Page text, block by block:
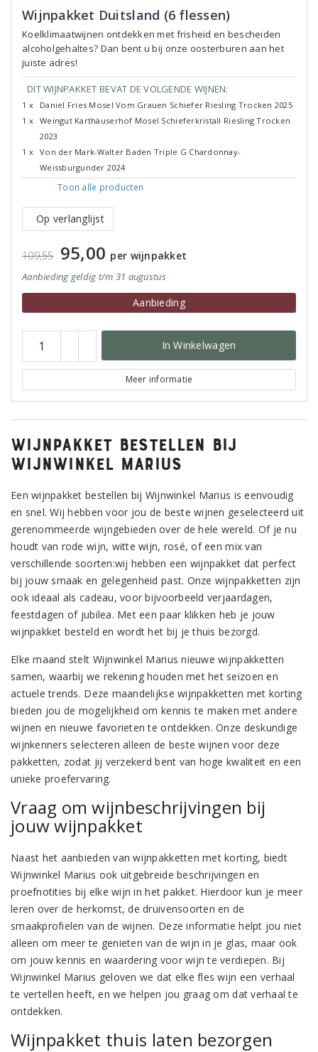
Wijnpakket Duitsland (6 flessen)
Koelklimaatwijnen ontdekken met frisheid en bescheiden
alcoholgehaltes? Dan bent u bij onze oosterburen aan het
juiste adres!
DIT WIJNPAKKET BEVAT DE VOLGENDE WIJNEN:
1 x
Daniel Fries Mosel Vom Grauen Schiefer Riesling Trocken 2025
1 x
Weingut Karthäuserhof Mosel Schieferkristall Riesling Trocken
2023
1 x
Von der Mark-Walter Baden Triple G Chardonnay-
Weissburgunder 2024
Toon alle producten
Op verlanglijst
109,55 95,00 per wijnpakket
Aanbieding geldig t/m 31 augustus
Aanbieding
In Winkelwagen
Meer informatie
Wijnpakket bestellen bij
Wijnwinkel Marius
Een wijnpakket bestellen bij Wijnwinkel Marius is eenvoudig
en snel. Wij hebben voor jou de beste wijnen geselecteerd uit
gerenommeerde wijngebieden over de hele wereld. Of je nu
houdt van rode wijn, witte wijn, rosé, of een mix van
verschillende soorten:wij hebben een wijnpakket dat perfect
bij jouw smaak en gelegenheid past. Onze wijnpakketten zijn
ook ideaal als cadeau, voor bijvoorbeeld verjaardagen,
feestdagen of jubilea. Met een paar klikken heb je jouw
wijnpakket besteld en wordt het bij je thuis bezorgd.
Elke maand stelt Wijnwinkel Marius nieuwe wijnpakketten
samen, waarbij we rekening houden met het seizoen en
actuele trends. Deze maandelijkse wijnpakketten met korting
bieden jou de mogelijkheid om kennis te maken met andere
wijnen en nieuwe favorieten te ontdekken. Onze deskundige
wijnkenners selecteren alleen de beste wijnen voor deze
pakketten, zodat jij verzekerd bent van hoge kwaliteit en een
unieke proefervaring.
Vraag om wijnbeschrijvingen bij
jouw wijnpakket
Naast het aanbieden van wijnpakketten met korting, biedt
Wijnwinkel Marius ook uitgebreide beschrijvingen en
proefnotities bij elke wijn in het pakket. Hierdoor kun je meer
leren over de herkomst, de druivensoorten en de
smaakprofielen van de wijnen. Deze informatie helpt jou niet
alleen om meer te genieten van de wijn in je glas, maar ook
om jouw kennis en waardering voor wijn te verdiepen. Bij
Wijnwinkel Marius geloven we dat elke fles wijn een verhaal
te vertellen heeft, en we helpen jou graag om dat verhaal te
ontdekken.
Wijnpakket thuis laten bezorgen